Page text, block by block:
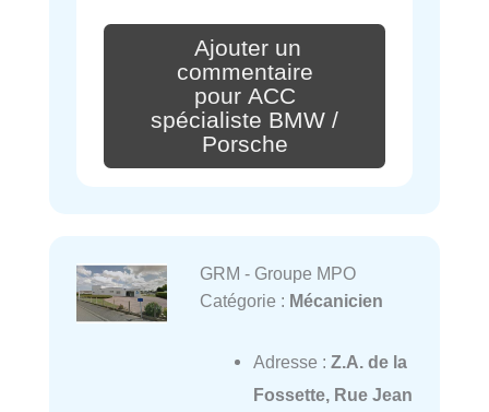
Ajouter un
commentaire
pour ACC
spécialiste BMW /
Porsche
GRM - Groupe MPO
Catégorie : Mécanicien
Adresse : Z.A. de la
Fossette, Rue Jean